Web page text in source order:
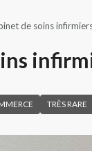
de soins
TRÈS RARE